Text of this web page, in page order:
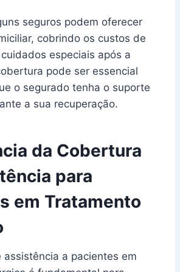
seguros podem oferecer
cobrindo os custos de
especiais após a
pode ser essencial
o segurado tenha o suporte
a sua recuperação.
da Cobertura
para
em Tratamento
a pacientes em